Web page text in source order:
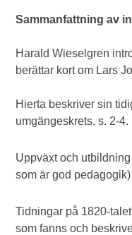
Sammanfattning av
Harald Wieselgren
berättar kort om Lars
Hierta beskriver sin
umgängeskrets. s. 2-4.
Uppväxt och
som är god
Tidningar på 1820-
som fanns och